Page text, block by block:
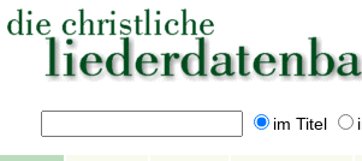
im Titel